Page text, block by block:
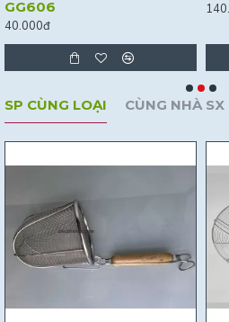
GG606
40.000đ
SP CÙNG LOẠI CÙNG NHÀ SX